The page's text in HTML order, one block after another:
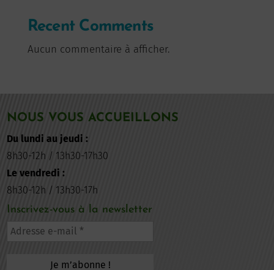
Recent Comments
Aucun commentaire à afficher.
NOUS VOUS ACCUEILLONS
Du lundi au jeudi :
8h30-12h / 13h30-17h30
Le vendredi :
8h30-12h / 13h30-17h
Inscrivez-vous à la newsletter